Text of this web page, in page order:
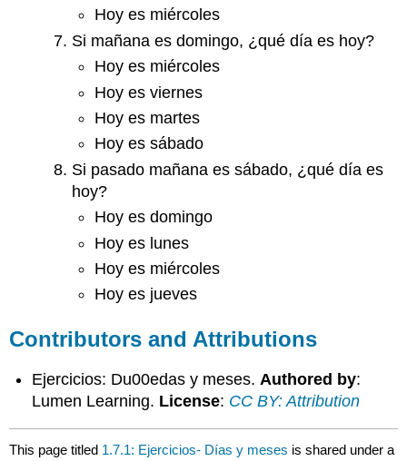
Hoy es miércoles
Si mañana es domingo, ¿qué día es hoy?
Hoy es miércoles
Hoy es viernes
Hoy es martes
Hoy es sábado
Si pasado mañana es sábado, ¿qué día es
hoy?
Hoy es domingo
Hoy es lunes
Hoy es miércoles
Hoy es jueves
Contributors and Attributions
Ejercicios: Du00edas y meses. Authored by:
Lumen Learning. License: CC BY: Attribution
This page titled 1.7.1: Ejercicios- Días y meses is shared under a